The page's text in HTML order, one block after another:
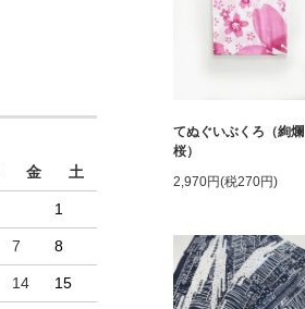
金 土
1
7 8
14 15
てぬぐいぶくろ（絢爛
桜）
2,970円(税270円)